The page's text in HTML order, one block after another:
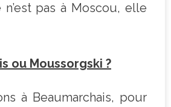
n’est pas à Moscou, elle
ou Moussorgski ?
à Beaumarchais, pour